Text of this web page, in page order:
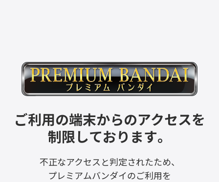
ご利用の端末からのアクセスを
制限しております。
不正なアクセスと判定されたため、
プレミアムバンダイのご利用を